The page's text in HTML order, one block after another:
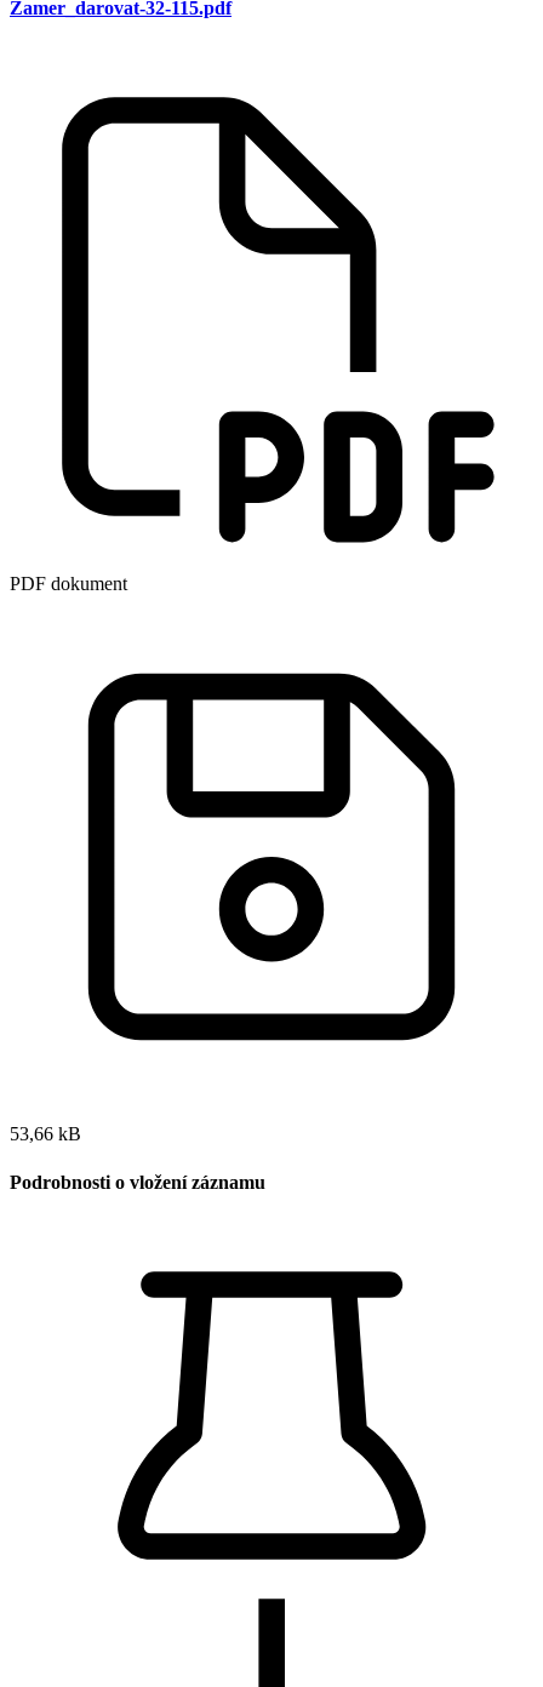
Zamer_darovat-32-115.pdf
PDF dokument
53,66 kB
Podrobnosti o vložení záznamu